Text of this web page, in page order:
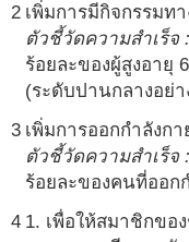
2 เพิ่มการมีกิจกรรมท
ตัวชี้วัดความสำเร็จ :
ร้อยละของผู้สูงอายุ
(ระดับปานกลางอย่
3 เพิ่มการออกกำลังก
ตัวชี้วัดความสำเร็จ :
ร้อยละของคนที่ออ
4 1. เพื่อให้สมาชิกขอ